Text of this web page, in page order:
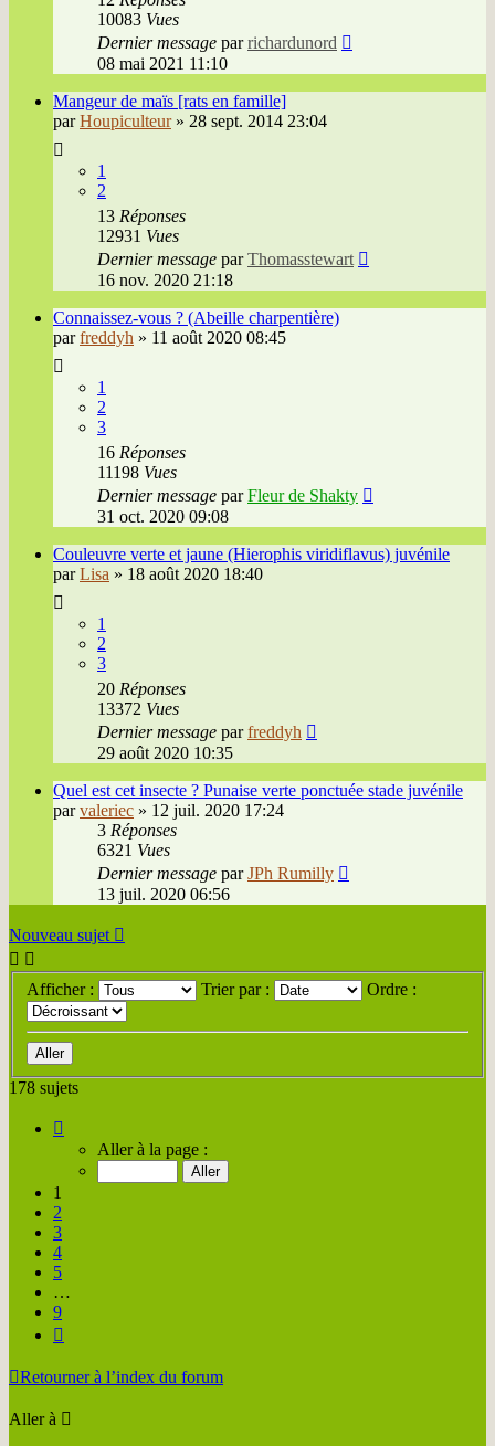
10083 Vues
Dernier message parrichardunord
08 mai 2021 11:10
Mangeur de maïs [rats en famille]
parHoupiculteur» 28 sept. 2014 23:04
1
2
13 Réponses
12931 Vues
Dernier message parThomasstewart
16 nov. 2020 21:18
Connaissez-vous ? (Abeille charpentière)
parfreddyh » 11 août 2020 08:45
1
2
3
16 Réponses
11198 Vues
Dernier message parFleur de Shakty
31 oct. 2020 09:08
Couleuvre verte et jaune (Hierophis viridiflavus) juvénile
parLisa » 18 août 2020 18:40
1
2
3
20 Réponses
13372 Vues
Dernier message parfreddyh
29 août 2020 10:35
Quel est cet insecte ? Punaise verte ponctuée stade juvénile
parvaleriec » 12 juil. 2020 17:24
3 Réponses
6321 Vues
Dernier message parJPh Rumilly
13 juil. 2020 06:56
Nouveau sujet
Afficher : Trier par : Ordre :
178 sujets
sur
Aller à la page :
1
2
3
4
5
…
9
Retourner à l’index du forum
Aller à